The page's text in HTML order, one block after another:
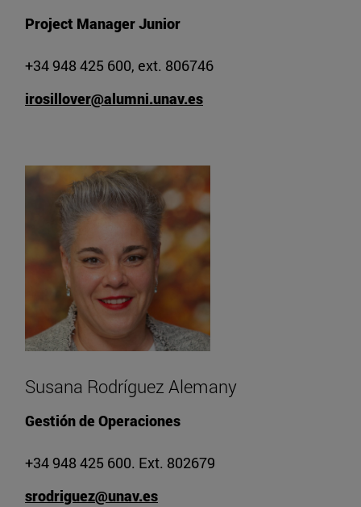
Project Manager Junior
+34 948 425 600, ext. 806746
irosillover@alumni.unav.es
Susana Rodríguez Alemany
Gestión de Operaciones
+34 948 425 600. Ext. 802679
srodriguez@unav.es